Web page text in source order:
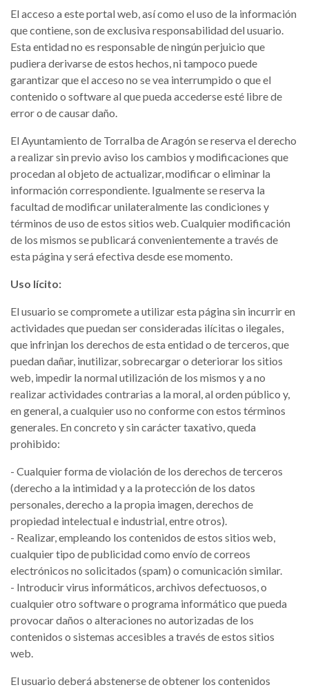
El acceso a este portal web, así como el uso de la información
que contiene, son de exclusiva responsabilidad del usuario.
Esta entidad no es responsable de ningún perjuicio que
pudiera derivarse de estos hechos, ni tampoco puede
garantizar que el acceso no se vea interrumpido o que el
contenido o software al que pueda accederse esté libre de
error o de causar daño.
El Ayuntamiento de Torralba de Aragón se reserva el derecho
a realizar sin previo aviso los cambios y modificaciones que
procedan al objeto de actualizar, modificar o eliminar la
información correspondiente. Igualmente se reserva la
facultad de modificar unilateralmente las condiciones y
términos de uso de estos sitios web. Cualquier modificación
de los mismos se publicará convenientemente a través de
esta página y será efectiva desde ese momento.
Uso lícito:
El usuario se compromete a utilizar esta página sin incurrir en
actividades que puedan ser consideradas ilícitas o ilegales,
que infrinjan los derechos de esta entidad o de terceros, que
puedan dañar, inutilizar, sobrecargar o deteriorar los sitios
web, impedir la normal utilización de los mismos y a no
realizar actividades contrarias a la moral, al orden público y,
en general, a cualquier uso no conforme con estos términos
generales. En concreto y sin carácter taxativo, queda
prohibido:
- Cualquier forma de violación de los derechos de terceros
(derecho a la intimidad y a la protección de los datos
personales, derecho a la propia imagen, derechos de
propiedad intelectual e industrial, entre otros).
- Realizar, empleando los contenidos de estos sitios web,
cualquier tipo de publicidad como envío de correos
electrónicos no solicitados (spam) o comunicación similar.
- Introducir virus informáticos, archivos defectuosos, o
cualquier otro software o programa informático que pueda
provocar daños o alteraciones no autorizadas de los
contenidos o sistemas accesibles a través de estos sitios
web.
El usuario deberá abstenerse de obtener los contenidos